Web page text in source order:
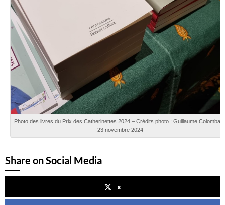
Photo des livres du Prix des Catherinettes 2024 – Crédits photo : Guillaume Colombat
– 23 novembre 2024
Share on Social Media
x